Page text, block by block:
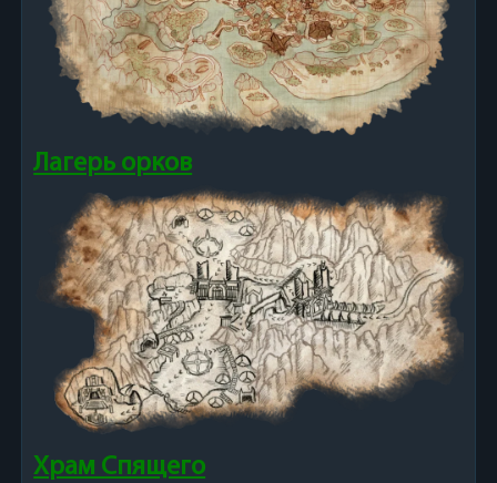
Лагерь орков
Храм Спящего